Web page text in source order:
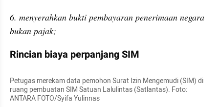
6. menyerahkan bukti pembayaran penerimaan negara
bukan pajak;
Rincian biaya perpanjang SIM
Petugas merekam data pemohon Surat Izin Mengemudi (SIM) di
ruang pembuatan SIM Satuan Lalulintas (Satlantas). Foto:
ANTARA FOTO/Syifa Yulinnas